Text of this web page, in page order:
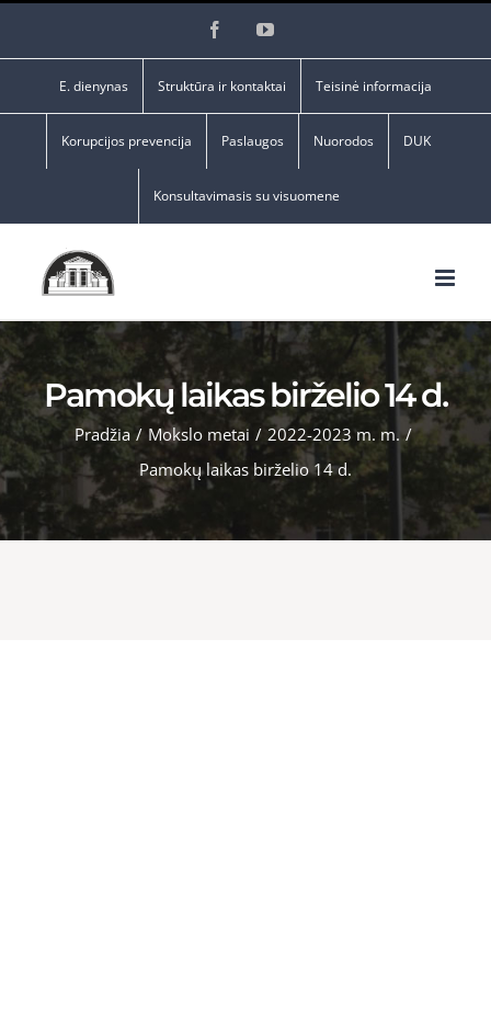
FacebookYouTube
E. dienynas Struktūra ir kontaktai Teisinė informacija
Korupcijos prevencija Paslaugos Nuorodos DUK
Konsultavimasis su visuomene
Pamokų laikas birželio 14 d.
Pradžia / Mokslo metai / 2022-2023 m. m. /
Pamokų laikas birželio 14 d.